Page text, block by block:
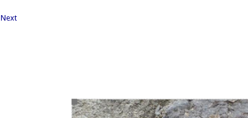
Next